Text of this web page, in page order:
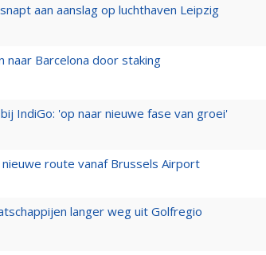
aan aanslag op luchthaven Leipzig
naar Barcelona door staking
IndiGo: 'op naar nieuwe fase van groei'
route vanaf Brussels Airport
langer weg uit Golfregio